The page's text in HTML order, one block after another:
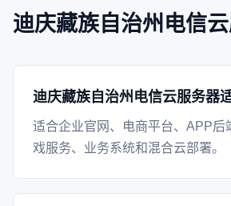
迪庆藏族自治州电信
迪庆藏族自治州电信云服务器
适合企业官网、电商平台、APP后
戏服务、业务系统和混合云部署。